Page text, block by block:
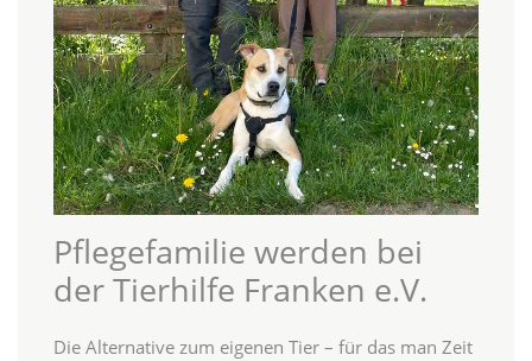
Pflegefamilie werden bei
der Tierhilfe Franken e.V.
Die Alternative zum eigenen Tier – für das man Zeit